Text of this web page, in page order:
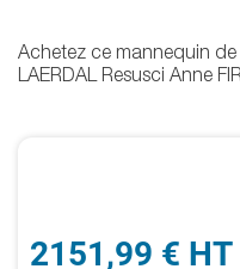
2151,99 € HT
Achetez ce mannequin
LAERDAL Resusci Anne